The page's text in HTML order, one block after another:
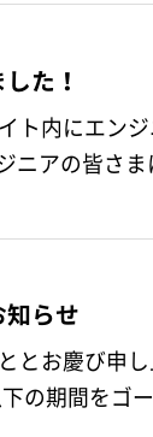
た！
ト内にエン
ンジニアの
らせ
お慶び申